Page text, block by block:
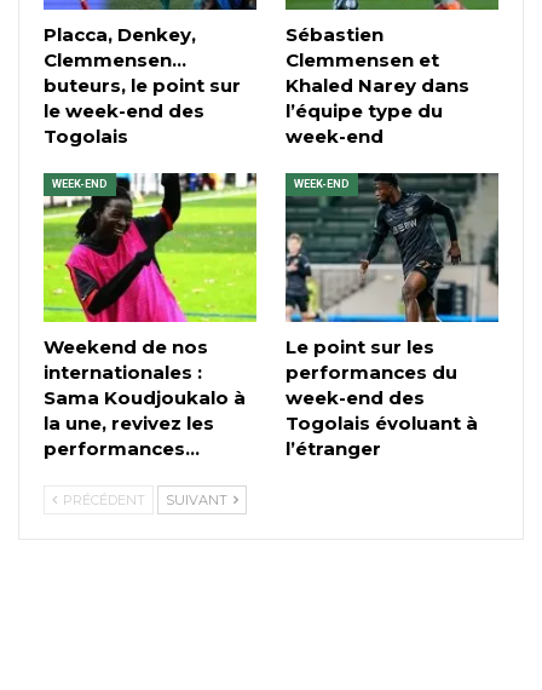
Placca, Denkey,
Clemmensen…
buteurs, le point sur
le week-end des
Togolais
Sébastien
Clemmensen et
Khaled Narey dans
l’équipe type du
week-end
WEEK-END
Weekend de nos
internationales :
Sama Koudjoukalo à
la une, revivez les
performances…
WEEK-END
Le point sur les
performances du
week-end des
Togolais évoluant à
l’étranger
PRÉCÉDENT SUIVANT